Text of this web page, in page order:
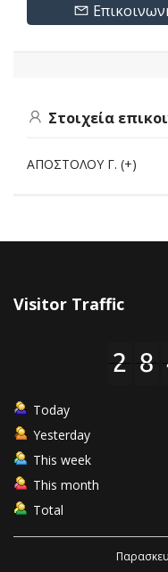
Στοιχεία
ΑΠΟΣΤΟΛΟΥ Γ. (+)
Visitor Traffic
Today
Yesterday
This week
This month
Total